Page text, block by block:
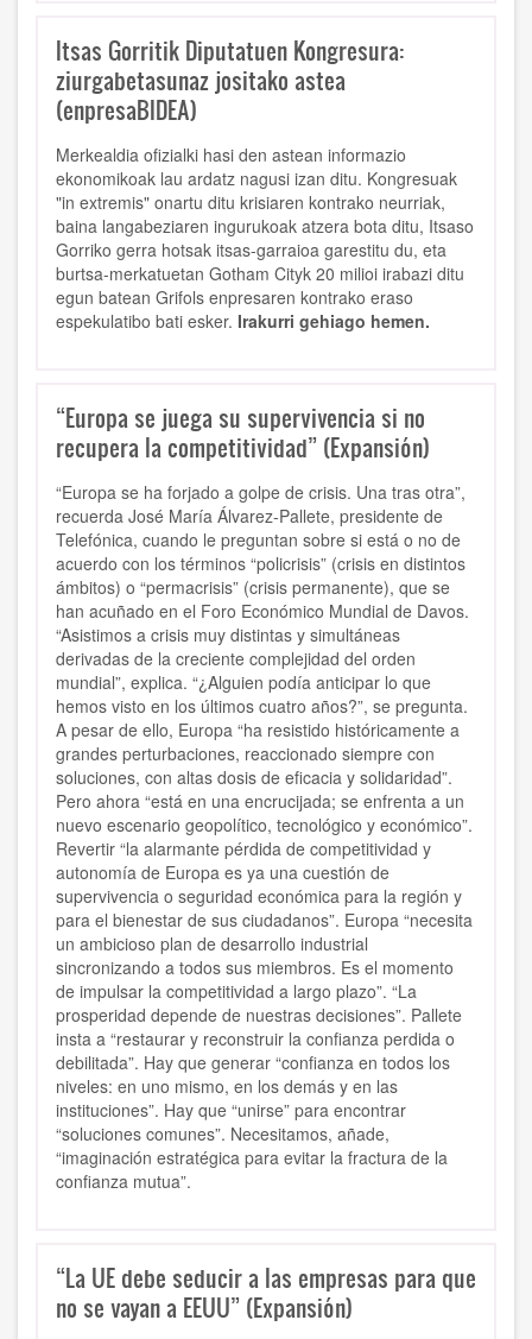
Itsas Gorritik Diputatuen Kongresura:
ziurgabetasunaz jositako astea
(enpresaBIDEA)
Merkealdia ofizialki hasi den astean informazio
ekonomikoak lau ardatz nagusi izan ditu. Kongresuak
"in extremis" onartu ditu krisiaren kontrako neurriak,
baina langabeziaren ingurukoak atzera bota ditu, Itsaso
Gorriko gerra hotsak itsas-garraioa garestitu du, eta
burtsa-merkatuetan Gotham Cityk 20 milioi irabazi ditu
egun batean Grifols enpresaren kontrako eraso
espekulatibo bati esker. Irakurri gehiago hemen.
“Europa se juega su supervivencia si no
recupera la competitividad” (Expansión)
“Europa se ha forjado a golpe de crisis. Una tras otra”,
recuerda José María Álvarez-Pallete, presidente de
Telefónica, cuando le preguntan sobre si está o no de
acuerdo con los términos “policrisis” (crisis en distintos
ámbitos) o “permacrisis” (crisis permanente), que se
han acuñado en el Foro Económico Mundial de Davos.
“Asistimos a crisis muy distintas y simultáneas
derivadas de la creciente complejidad del orden
mundial”, explica. “¿Alguien podía anticipar lo que
hemos visto en los últimos cuatro años?”, se pregunta.
A pesar de ello, Europa “ha resistido históricamente a
grandes perturbaciones, reaccionado siempre con
soluciones, con altas dosis de eficacia y solidaridad”.
Pero ahora “está en una encrucijada; se enfrenta a un
nuevo escenario geopolítico, tecnológico y económico”.
Revertir “la alarmante pérdida de competitividad y
autonomía de Europa es ya una cuestión de
supervivencia o seguridad económica para la región y
para el bienestar de sus ciudadanos”. Europa “necesita
un ambicioso plan de desarrollo industrial
sincronizando a todos sus miembros. Es el momento
de impulsar la competitividad a largo plazo”. “La
prosperidad depende de nuestras decisiones”. Pallete
insta a “restaurar y reconstruir la confianza perdida o
debilitada”. Hay que generar “confianza en todos los
niveles: en uno mismo, en los demás y en las
instituciones”. Hay que “unirse” para encontrar
“soluciones comunes”. Necesitamos, añade,
“imaginación estratégica para evitar la fractura de la
confianza mutua”.
“La UE debe seducir a las empresas para que
no se vayan a EEUU” (Expansión)